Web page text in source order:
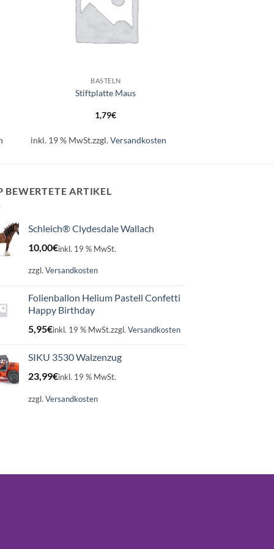
BASTELN
Stiftplatte Maus
1,79€
inkl. 19 % MwSt.zzgl.Versandkosten
BEWERTETE ARTIKEL
Schleich® Clydesdale Wallach
10,00€inkl. 19 % MwSt.
zzgl. Versandkosten
Folienballon Helium Pastell Confetti
Happy Birthday
5,95€inkl. 19 % MwSt.zzgl. Versandkosten
SIKU 3530 Walzenzug
23,99€inkl. 19 % MwSt.
zzgl. Versandkosten